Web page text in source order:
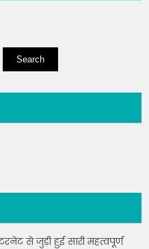
से जुड़ी हुई सारी महत्वपूर्ण